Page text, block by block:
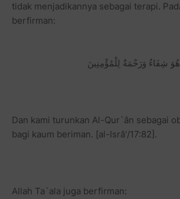
tidak menjadikannya sebagai terapi.
berfirman:
شِفَاءٌ وَرَحْمَةٌ لِلْمُؤْمِنِينَ
Dan kami turunkan Al-Qur`ân sebagai
bagi kaum beriman. [al-Isrâ'/17:82].
Allah Ta`ala juga berfirman: